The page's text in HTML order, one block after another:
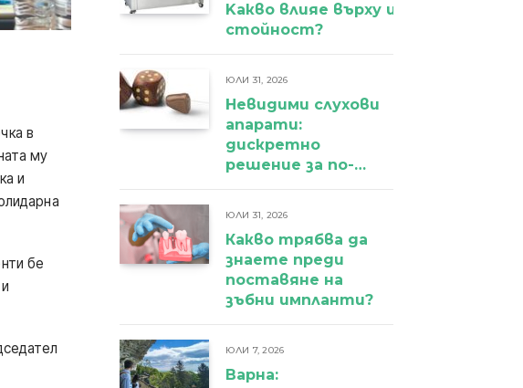
в
му
и
бе
Kакво влияе върху избора и
стойност?
ЮЛИ 31, 2026
Невидими слухови
апарати:
дискретно
решение за по-
ЮЛИ 31, 2026
Какво трябва да
знаете преди
поставяне на
зъбни импланти?
ЮЛИ 7, 2026
Варна: